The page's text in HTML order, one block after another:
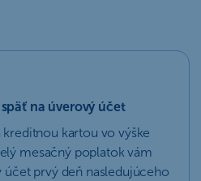
na úverový účet
kartou vo výške
mesačný poplatok vám
prvý deň nasledujúceho